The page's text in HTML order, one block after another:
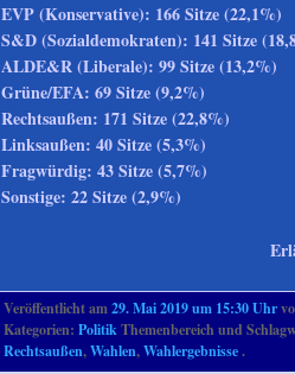
EVP (Konservative): 166 Sitze (22,1%)
S&D (Sozialdemokraten): 141 Sitze
ALDE&R (Liberale): 99 Sitze (13,2%)
Grüne/EFA: 69 Sitze (9,2%)
Rechtsaußen: 171 Sitze (22,8%)
Linksaußen: 40 Sitze (5,3%)
Fragwürdig: 43 Sitze (5,7%)
Sonstige: 22 Sitze (2,9%)
Veröffentlicht am29. Mai 2019 um 15:30 Uhr
Kategorien:PolitikThemenbereich und
Rechtsaußen,Wahlen,Wahlergebnisse.